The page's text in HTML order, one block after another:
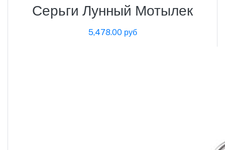
Серьги Лунный Мотылек
5,478.00 руб